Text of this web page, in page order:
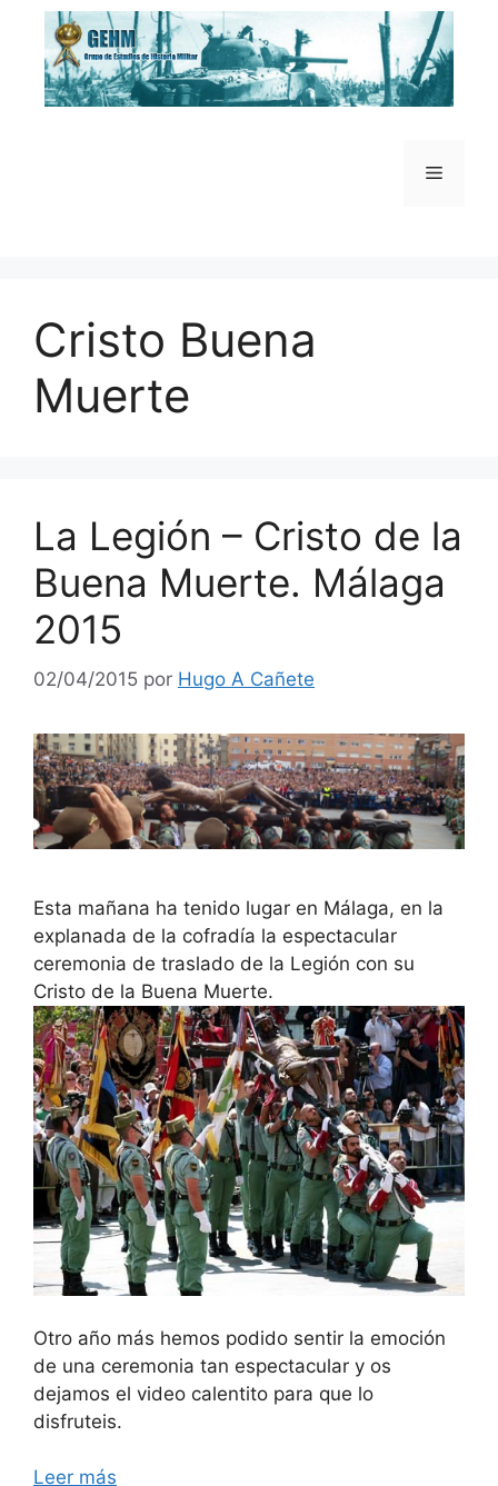
Saltar
contenido
Menú
Cristo Buena
Muerte
La Legión – Cristo de la
Buena Muerte. Málaga
2015
02/04/2015 por Hugo A Cañete
Esta mañana ha tenido lugar en Málaga, en la
explanada de la cofradía la espectacular
ceremonia de traslado de la Legión con su
Cristo de la Buena Muerte.
Otro año más hemos podido sentir la emoción
de una ceremonia tan espectacular y os
dejamos el video calentito para que lo
disfruteis.
Leer más